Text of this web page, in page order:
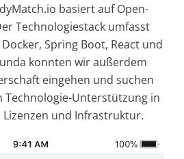
basiert auf Open-
Technologiestack umfasst
Docker, Spring Boot, React und
konnten wir außerdem
eingehen und suchen
Technologie-Unterstützung in
Lizenzen und Infrastruktur.